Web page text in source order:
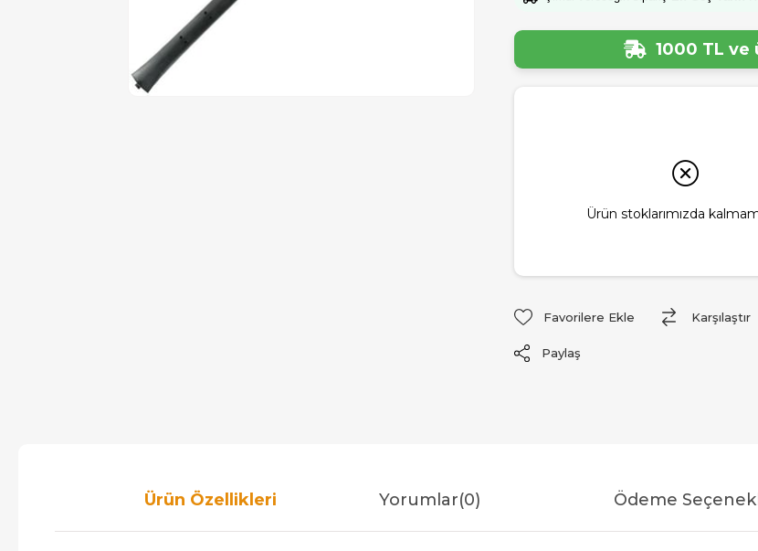
1000 TL ve
Ürün stoklarımızda
Favorilere Ekle Karşılaştır
Paylaş
Ürün Özellikleri Yorumlar(0) Ödeme